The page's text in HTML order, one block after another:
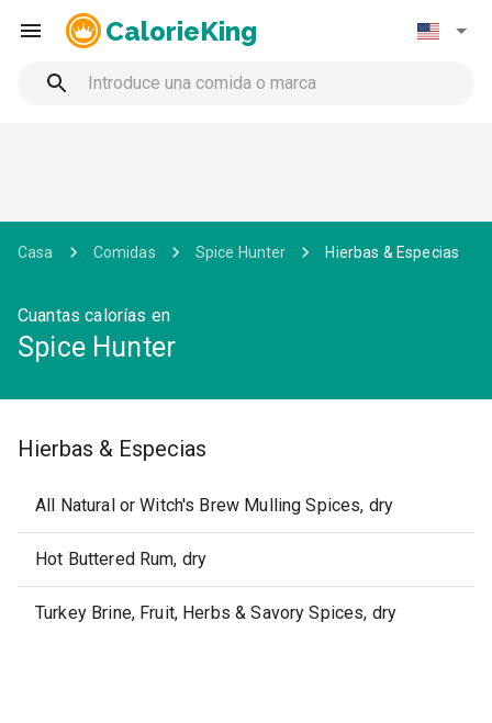
CalorieKing
Casa Comidas Spice Hunter Hierbas & Especias
Cuantas calorías en
Spice Hunter
Hierbas & Especias
All Natural or Witch's Brew Mulling Spices, dry
Hot Buttered Rum, dry
Turkey Brine, Fruit, Herbs & Savory Spices, dry